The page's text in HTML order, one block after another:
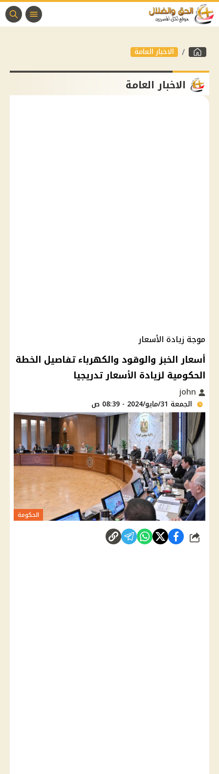
الاخبار العامة
الاخبار العامة
موجة زيادة الأسعار
أسعار الخبز والوقود والكهرباء تفاصيل الخطة
الحكومية لزيادة الأسعار تدريجيا
الجمعة 31/مايو/2024 - 08:39 ص
الحكومة
شارك